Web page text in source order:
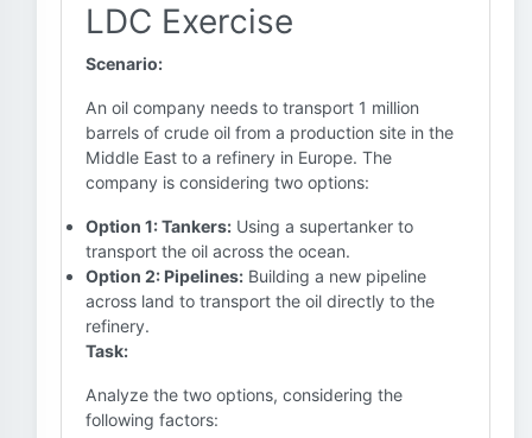
LDC Exercise
Scenario:
An oil company needs to transport 1 million
barrels of crude oil from a production site in the
Middle East to a refinery in Europe. The
company is considering two options:
Option 1: Tankers: Using a supertanker to
transport the oil across the ocean.
Option 2: Pipelines: Building a new pipeline
across land to transport the oil directly to the
refinery.
Task:
Analyze the two options, considering the
following factors: